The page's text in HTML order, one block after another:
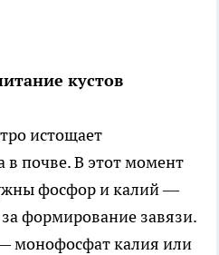
кустов
истощает
в почве. В этот момент
фосфор и калий —
формирование завязи.
монофосфат калия или